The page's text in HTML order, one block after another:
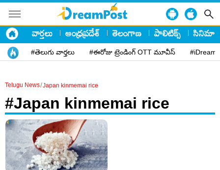
వార్తలు ఆంధ్రప్రదేశ్ తెలంగాణ పాలిటిక్స్ సినిమా
#తెలుగు వార్తలు #ఈరోజు ట్రెండింగ్ OTT మూవీస్
Telugu News/Japan kinmemai rice
#Japan kinmemai rice